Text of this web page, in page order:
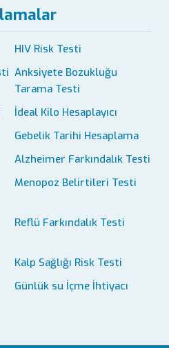
HIV Risk Testi
Anksiyete Bozukluğu
Tarama Testi
İdeal Kilo Hesaplayıcı
Gebelik Tarihi Hesaplama
Alzheimer Farkındalık Testi
Menopoz Belirtileri Testi
Reflü Farkındalık Testi
Kalp Sağlığı Risk Testi
Günlük su İçme İhtiyacı